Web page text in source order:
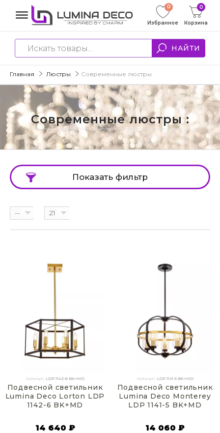
НАЙТИ
0
Избранное Корзина
0
Главная Люстры Современные люстры
Современные люстры :
Показать фильтр
-- 21
Артикул: LDP 1142-6 BK+MD
Подвесной светильник
Lumina Deco Lorton LDP
1142-6 BK+MD
14 640 ₽
Артикул: LDP 1141-5 BK+MD
Подвесной светильник
Lumina Deco Monterey
LDP 1141-5 BK+MD
14 060 ₽